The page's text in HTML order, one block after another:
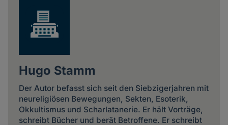
Hugo Stamm
Der Autor befasst sich seit den Siebzigerjahren mit
neureligiösen Bewegungen, Sekten, Esoterik,
Okkultismus und Scharlatanerie. Er hält Vorträge,
schreibt Bücher und berät Betroffene. Er schreibt